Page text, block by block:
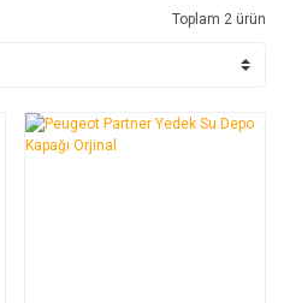
Toplam 2 ürün